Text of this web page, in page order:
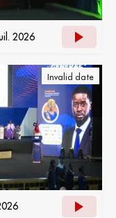
2026
Invalid date